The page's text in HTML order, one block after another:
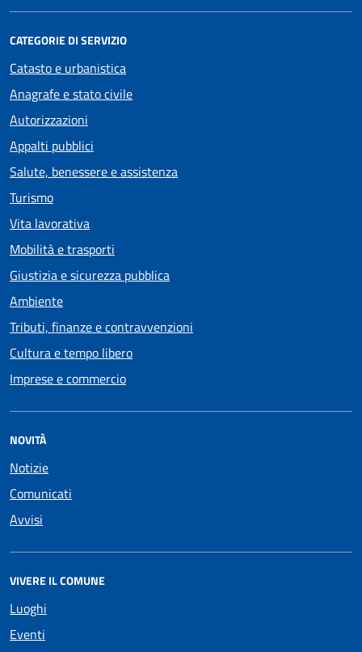
CATEGORIE DI SERVIZIO
Catasto e urbanistica
Anagrafe e stato civile
Autorizzazioni
Appalti pubblici
Salute, benessere e assistenza
Turismo
Vita lavorativa
Mobilità e trasporti
Giustizia e sicurezza pubblica
Ambiente
Tributi, finanze e contravvenzioni
Cultura e tempo libero
Imprese e commercio
NOVITÀ
Notizie
Comunicati
Avvisi
VIVERE IL COMUNE
Luoghi
Eventi